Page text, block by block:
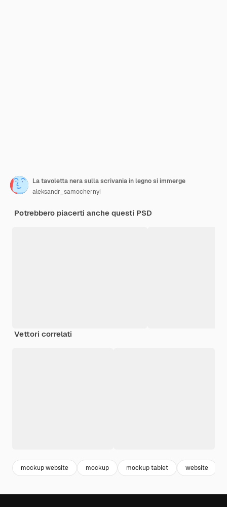
La tavoletta nera sulla scrivania in legno si immerge
aleksandr_samochernyi
Potrebbero piacerti anche questi PSD
Vettori correlati
mockup website mockup mockup tablet website